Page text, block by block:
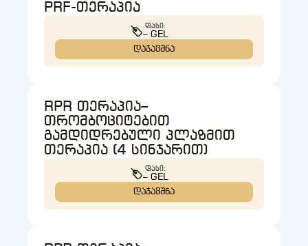
PRF-თერაპია
ᲤᲐᲡᲘ:
– GEL
დაჯავშნა
RPR თერაპია–
თრომბოციტებით
გამდიდრებული პლაზმით
თერაპია (4 სინჯარით)
ᲤᲐᲡᲘ:
– GEL
დაჯავშნა